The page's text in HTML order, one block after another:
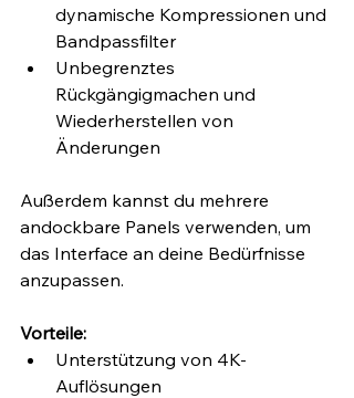
dynamische Kompressionen und
Bandpassfilter
Unbegrenztes
Rückgängigmachen und
Wiederherstellen von
Änderungen
Außerdem kannst du mehrere
andockbare Panels verwenden, um
das Interface an deine Bedürfnisse
anzupassen.
Vorteile:
Unterstützung von 4K-
Auflösungen